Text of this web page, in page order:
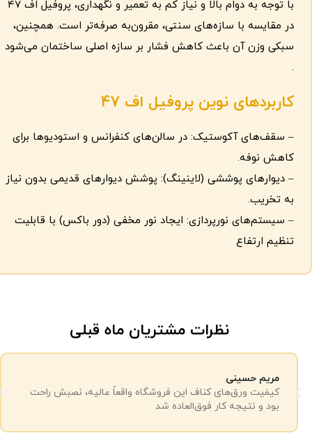
با توجه به دوام بالا و نیاز کم به تعمیر و نگهداری، پروفیل اف 47
در مقایسه با سازه‌های سنتی، مقرون‌به‌ صرفه‌تر است. همچنین،
سبکی وزن آن باعث کاهش فشار بر سازه اصلی ساختمان می‌شود
.
کاربردهای نوین پروفیل اف 47
– سقف‌های آکوستیک: در سالن‌های کنفرانس و استودیوها برای
کاهش نوفه.
– دیوارهای پوششی (لاینینگ): پوشش دیوارهای قدیمی بدون نیاز
به تخریب.
– سیستم‌های نورپردازی: ایجاد نور مخفی (دور باکس) با قابلیت
تنظیم ارتفاع
نظرات مشتریان ماه قبلی
مریم حسینی
کیفیت ورق‌های کناف این فروشگاه واقعاً عالیه، نصبش راحت
بود و نتیجه کار فوق‌العاده شد